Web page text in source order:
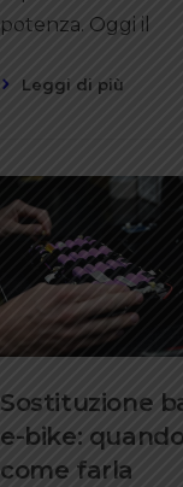
potenza. Oggi il
Leggi di più
Sostituzione
e-bike:
come farla